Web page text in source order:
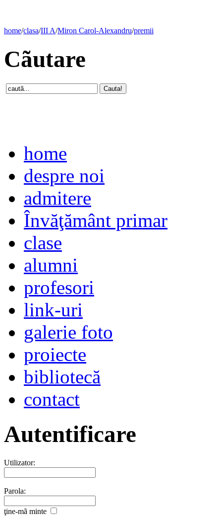
home/clasa/III A/Miron Carol-Alexandru/premii
Cãutare
home
despre noi
admitere
Învăţământ primar
clase
alumni
profesori
link-uri
galerie foto
proiecte
bibliotecă
contact
Autentificare
Utilizator:
Parola:
ţine-mã minte